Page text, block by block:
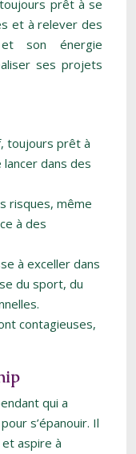
prêt à se
et à relever des
son énergie
ses projets
toujours prêt à
dans des
risques, même
à des
à exceller dans
du sport, du
contagieuses,
qui a
s’épanouir. Il
aspire à